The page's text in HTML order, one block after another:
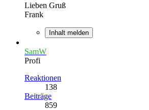
Lieben Gruß
Frank
Inhalt melden
SamW
Profi
Reaktionen
138
Beiträge
859